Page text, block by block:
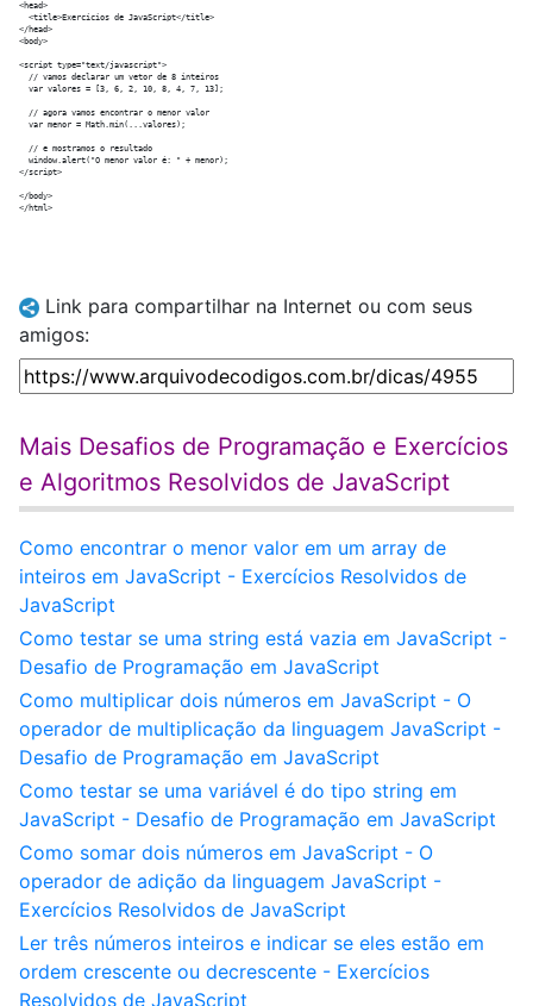
<head>
  <title>Exercícios de JavaScript</title>
</head>
<body>
<script type="text/javascript">
  // vamos declarar um vetor de 8 inteiros
  var valores = [3, 6, 2, 10, 8, 4, 7, 13];
  // agora vamos encontrar o menor valor
  var menor = Math.min(...valores);
  // e mostramos o resultado
  window.alert("O menor valor é: " + menor);
</script>
</body>
Link para compartilhar na Internet ou com seus
amigos:
Mais Desafios de Programação e Exercícios
e Algoritmos Resolvidos de JavaScript
Como encontrar o menor valor em um array de
inteiros em JavaScript - Exercícios Resolvidos de
JavaScript
Como testar se uma string está vazia em JavaScript -
Desafio de Programação em JavaScript
Como multiplicar dois números em JavaScript - O
operador de multiplicação da linguagem JavaScript -
Desafio de Programação em JavaScript
Como testar se uma variável é do tipo string em
JavaScript - Desafio de Programação em JavaScript
Como somar dois números em JavaScript - O
operador de adição da linguagem JavaScript -
Exercícios Resolvidos de JavaScript
Ler três números inteiros e indicar se eles estão em
ordem crescente ou decrescente - Exercícios
Resolvidos de JavaScript